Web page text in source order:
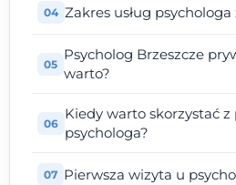
Zakres usług psychologa
Psycholog Brzeszcze
warto?
Kiedy warto skorzystać z
psychologa?
Pierwsza wizyta u